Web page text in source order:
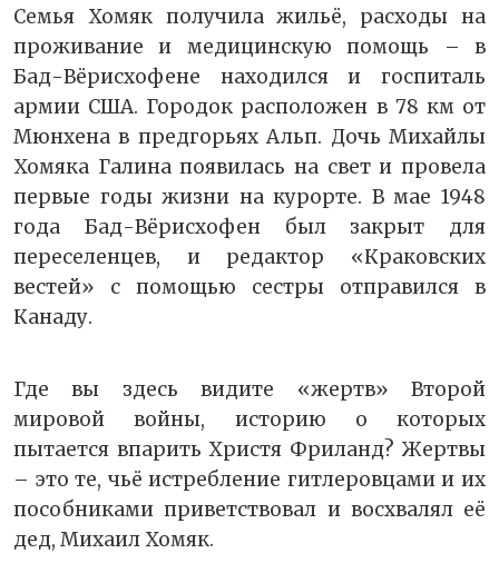
Семья Хомяк получила жильё, расходы на
проживание и медицинскую помощь – в
Бад-Вёрисхофене находился и госпиталь
армии США. Городок расположен в 78 км от
Мюнхена в предгорьях Альп. Дочь Михайлы
Хомяка Галина появилась на свет и провела
первые годы жизни на курорте. В мае 1948
года Бад-Вёрисхофен был закрыт для
переселенцев, и редактор «Краковских
вестей» с помощью сестры отправился в
Канаду.
Где вы здесь видите «жертв» Второй
мировой войны, историю о которых
пытается впарить Христя Фриланд? Жертвы
– это те, чьё истребление гитлеровцами и их
пособниками приветствовал и восхвалял её
дед, Михаил Хомяк.